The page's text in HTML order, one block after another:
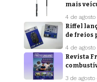
mais
4 de
Riffel
de freios
4 de
Revista
3 de